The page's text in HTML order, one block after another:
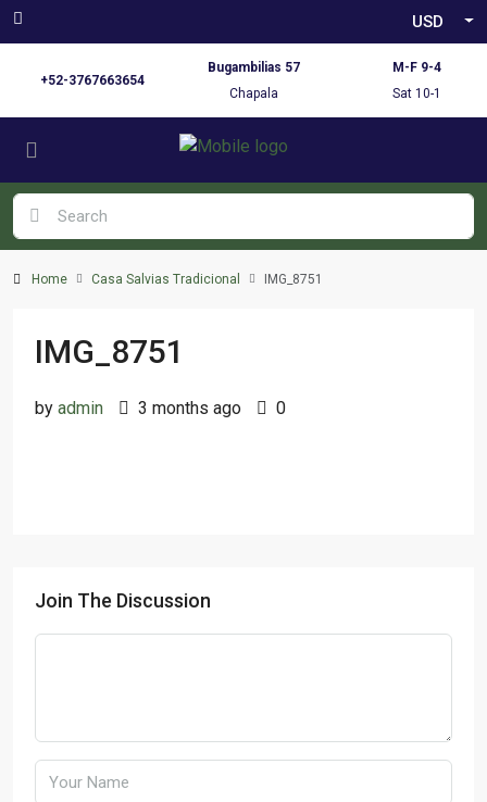
USD
+52-3767663654
Bugambilias 57
Chapala
M-F 9-4
Sat 10-1
Home Casa Salvias Tradicional IMG_8751
IMG_8751
by admin 3 months ago 0
Join The Discussion